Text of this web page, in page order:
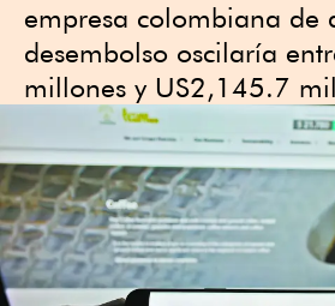
empresa colombiana de
desembolso oscilaría
millones y US2,145.7